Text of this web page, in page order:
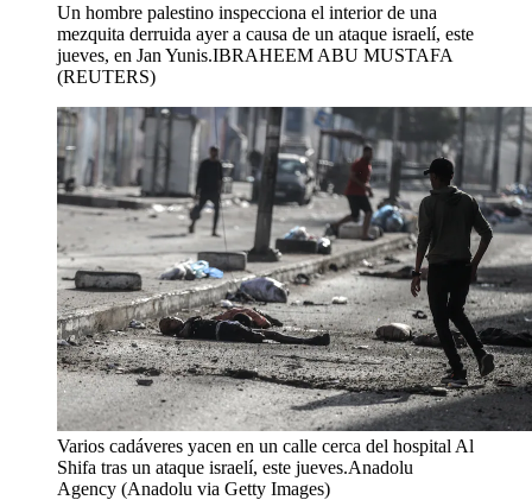
Un hombre palestino inspecciona el interior de una
mezquita derruida ayer a causa de un ataque israelí, este
jueves, en Jan Yunis.IBRAHEEM ABU MUSTAFA
(REUTERS)
Varios cadáveres yacen en un calle cerca del hospital Al
Shifa tras un ataque israelí, este jueves.Anadolu
Agency (Anadolu via Getty Images)